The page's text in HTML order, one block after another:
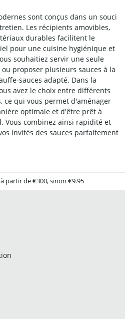
sont conçus dans un souci
Les récipients amovibles,
durables facilitent le
pour une cuisine hygiénique et
souhaitiez servir une seule
proposer plusieurs sauces à la
sauces adapté. Dans la
avez le choix entre différents
ce qui vous permet d'aménager
optimale et d'être prêt à
Vous combinez ainsi rapidité et
invités des sauces parfaitement
partir de €300, sinon €9.95